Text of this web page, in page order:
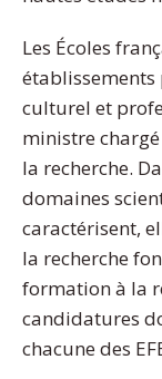
Les Écoles
établissements
culturel et
ministre
la recherche.
domaines
caractérisent,
la recherche
formation à la
candidatures
chacune des